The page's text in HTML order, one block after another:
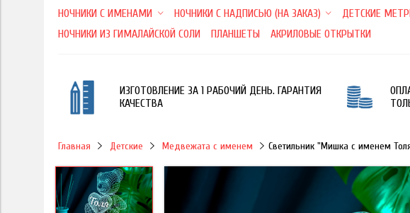
НОЧНИКИ С ИМЕНАМИ
НОЧНИКИ С НАДПИСЬЮ (НА ЗАКАЗ) ДЕТСКИЕ
НОЧНИКИ ИЗ ГИМАЛАЙСКОЙ СОЛИ
ПЛАНШЕТЫ АКРИЛОВЫЕ ОТКРЫТКИ
ИЗГОТОВЛЕНИЕ ЗА 1 РАБОЧИЙ ДЕНЬ. ГАРАНТИЯ
КАЧЕСТВА
Главная Детские Медвежата с именем Светильник "Мишка с именем